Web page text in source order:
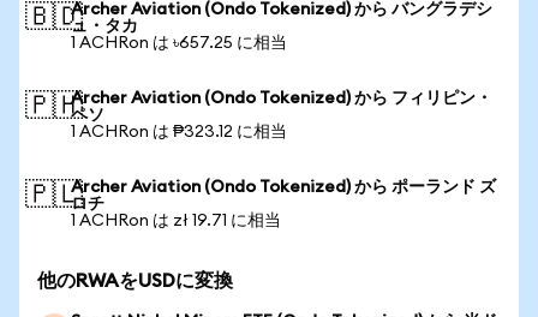
🇧🇩Archer Aviation (Ondo Tokenized) から バングラデシ
ュ・タカ
1 ACHRon は ৳657.25 に相当
🇵🇭Archer Aviation (Ondo Tokenized) から フィリピン・
ペソ
1 ACHRon は ₱323.12 に相当
🇵🇱Archer Aviation (Ondo Tokenized) から ポーランド ズ
ロチ
1 ACHRon は zł 19.71 に相当
他のRWAをUSDに変換